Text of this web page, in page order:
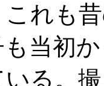
れも
当初
る。